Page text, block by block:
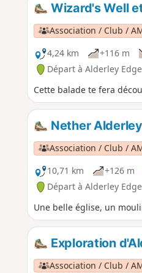
Wizard's Well
Association / Club /
4,24 km
+116 m
Départ à Alderley
Cette balade te fera
Nether Alderley
Association / Club /
10,71 km
+126 m
Départ à Alderley
Une belle église, un
Exploration
Association / Club /